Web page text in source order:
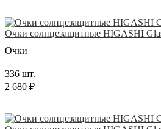
Очки солнцезащитные HIGASHI
Очки
336 шт.
2 680 ₽